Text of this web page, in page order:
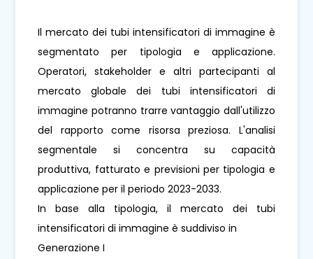
Il mercato dei tubi intensificatori di immagine è
segmentato per tipologia e applicazione.
Operatori, stakeholder e altri partecipanti al
mercato globale dei tubi intensificatori di
immagine potranno trarre vantaggio dall'utilizzo
del rapporto come risorsa preziosa. L'analisi
segmentale si concentra su capacità
produttiva, fatturato e previsioni per tipologia e
applicazione per il periodo 2023-2033.
In base alla tipologia, il mercato dei tubi
intensificatori di immagine è suddiviso in
Generazione I